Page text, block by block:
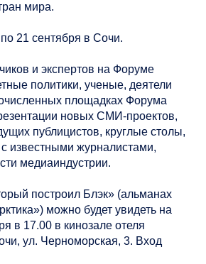
мира.
21 сентября в Сочи.
и экспертов на Форуме
политики, ученые, деятели
площадках Форума
новых СМИ-проектов,
публицистов, круглые столы,
с известными журналистами,
медиаиндустрии.
построил Блэк» (альманах
можно будет увидеть на
в 17.00 в кинозале отеля
ул. Черноморская, 3. Вход